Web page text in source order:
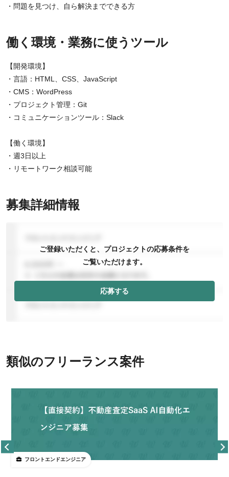
・問題を見つけ、自ら解決までできる方
働く環境・業務に使うツール
【開発環境】
・言語：HTML、CSS、JavaScript
・CMS：WordPress
・プロジェクト管理：Git
・コミュニケーションツール：Slack
【働く環境】
・週3日以上
・リモートワーク相談可能
募集詳細情報
ご登録いただくと、プロジェクトの応募条件を
ご覧いただけます。
応募する
類似のフリーランス案件
フロントエンドエンジニア